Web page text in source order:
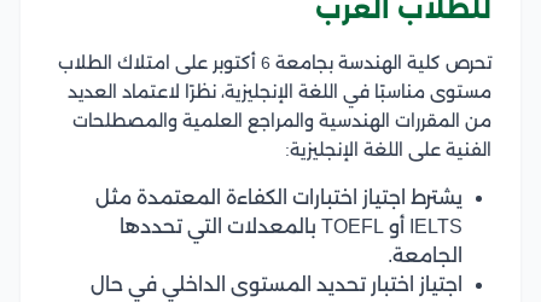
للطلاب العرب
تحرص كلية الهندسة بجامعة 6 أكتوبر على امتلاك الطلاب
مستوى مناسبًا في اللغة الإنجليزية، نظرًا لاعتماد العديد
من المقررات الهندسية والمراجع العلمية والمصطلحات
الفنية على اللغة الإنجليزية:
يشترط اجتياز اختبارات الكفاءة المعتمدة مثل
IELTS أو TOEFL بالمعدلات التي تحددها
الجامعة.
اجتياز اختبار تحديد المستوى الداخلي في حال